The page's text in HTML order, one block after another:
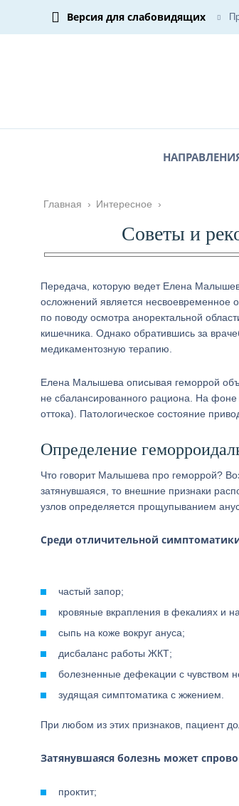
Версия для слабовидящих
Главная › Интересное ›
Советы и
Передача, которую ведет Елена
осложнений является
по поводу осмотра аноректальной
кишечника. Однако обратившись за
медикаментозную терапию.
Елена Малышева описывая геморрой
не сбалансированного рациона. На фоне
оттока). Патологическое состояние
Определение
Что говорит Малышева про геморрой?
затянувшаяся, то внешние признаки
узлов определяется прощупыванием
Среди отличительной
частый запор;
кровяные вкрапления в фекалиях и
сыпь на коже вокруг ануса;
дисбаланс работы ЖКТ;
болезненные дефекации с чувством
зудящая симптоматика с жжением.
При любом из этих признаков, пациент
Затянувшаяся болезнь может
проктит;